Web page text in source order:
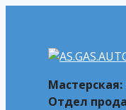
содержимому
Мастерская:
Отдел